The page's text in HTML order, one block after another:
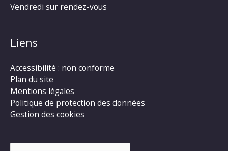
Vendredi sur rendez-vous
Liens
Accessibilité : non conforme
Plan du site
Mentions légales
Politique de protection des données
Gestion des cookies